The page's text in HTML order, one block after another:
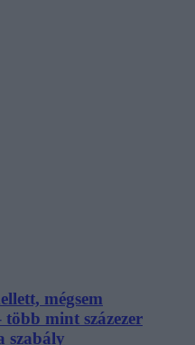
mégsem
mint százezer
szabály